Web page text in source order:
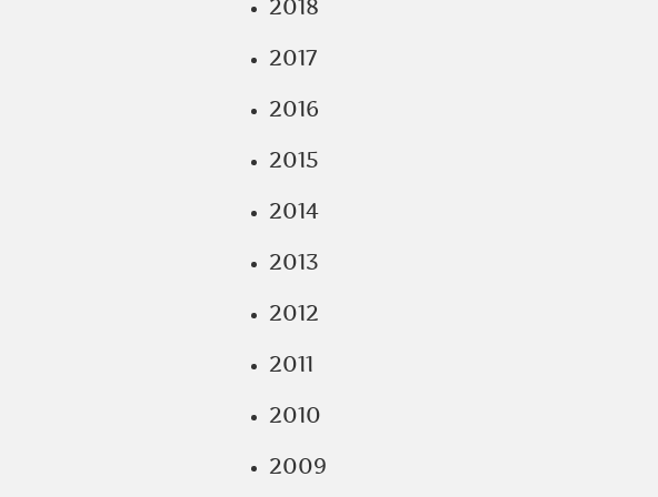
2018
2017
2016
2015
2014
2013
2012
2011
2010
2009